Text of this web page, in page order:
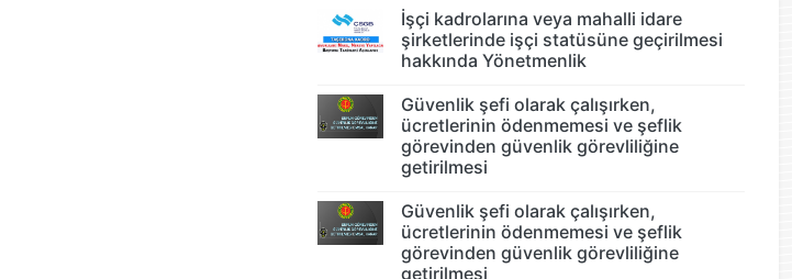
İşçi kadrolarına veya mahalli idare
şirketlerinde işçi statüsüne geçirilmesi
hakkında Yönetmenlik
Güvenlik şefi olarak çalışırken,
ücretlerinin ödenmemesi ve şeflik
görevinden güvenlik görevliliğine
getirilmesi
Güvenlik şefi olarak çalışırken,
ücretlerinin ödenmemesi ve şeflik
görevinden güvenlik görevliliğine
getirilmesi